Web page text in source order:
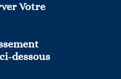
Votre
dessous